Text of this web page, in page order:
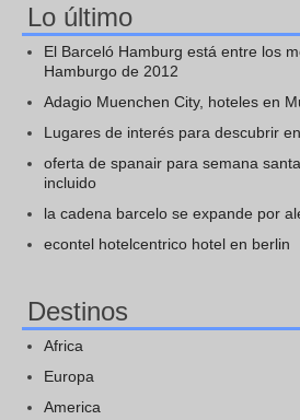
Lo último
El Barceló Hamburg está entre los
Hamburgo de 2012
Adagio Muenchen City, hoteles en
Lugares de interés para descubrir
oferta de spanair para semana
incluido
la cadena barcelo se expande por
econtel hotelcentrico hotel en berlin
Destinos
Africa
Europa
America